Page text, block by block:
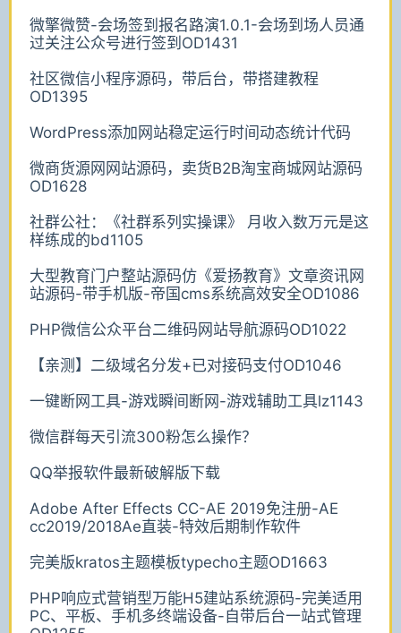
微擎微赞-会场签到报名路演1.0.1-会场到场人员通
过关注公众号进行签到OD1431
社区微信小程序源码，带后台，带搭建教程
OD1395
WordPress添加网站稳定运行时间动态统计代码
微商货源网网站源码，卖货B2B淘宝商城网站源码
OD1628
社群公社：《社群系列实操课》 月收入数万元是这
样练成的bd1105
大型教育门户整站源码仿《爱扬教育》文章资讯网
站源码-带手机版-帝国cms系统高效安全OD1086
PHP微信公众平台二维码网站导航源码OD1022
【亲测】二级域名分发+已对接码支付OD1046
一键断网工具-游戏瞬间断网-游戏辅助工具lz1143
微信群每天引流300粉怎么操作？
QQ举报软件最新破解版下载
Adobe After Effects CC-AE 2019免注册-AE
cc2019/2018Ae直装-特效后期制作软件
完美版kratos主题模板typecho主题OD1663
PHP响应式营销型万能H5建站系统源码-完美适用
PC、平板、手机多终端设备-自带后台一站式管理